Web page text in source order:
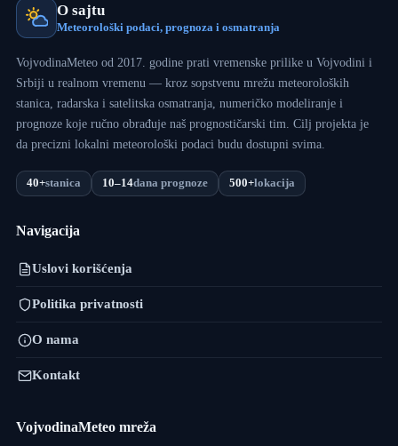
O sajtu
Meteorološki podaci, prognoza i osmatranja
VojvodinaMeteo od 2017. godine prati vremenske prilike u Vojvodini i
Srbiji u realnom vremenu — kroz sopstvenu mrežu meteoroloških
stanica, radarska i satelitska osmatranja, numeričko modeliranje i
prognoze koje ručno obrađuje naš prognostičarski tim. Cilj projekta je
da precizni lokalni meteorološki podaci budu dostupni svima.
40+stanica 10–14dana prognoze 500+lokacija
Navigacija
Uslovi korišćenja
Politika privatnosti
O nama
Kontakt
VojvodinaMeteo mreža